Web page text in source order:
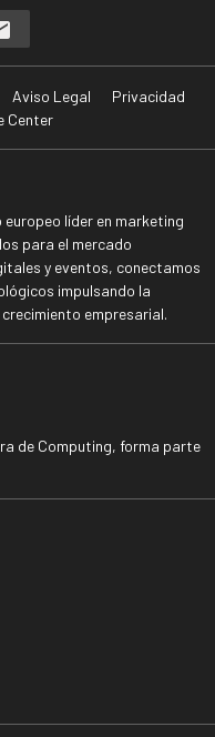
Aviso Legal
Privacidad
Center
europeo líder en marketing
para el mercado
y eventos, conectamos
impulsando la
empresarial.
de Computing, forma parte